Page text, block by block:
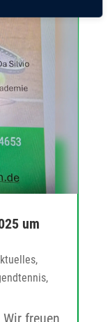
um
,
,